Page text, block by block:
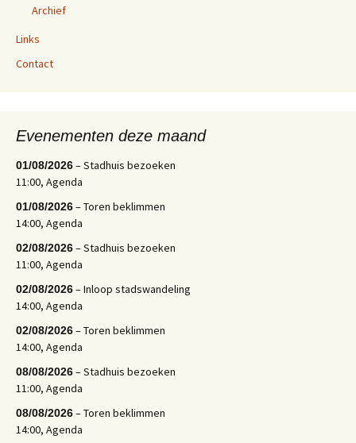
Archief
Links
Contact
Evenementen deze maand
01/08/2026– Stadhuis bezoeken
11:00, Agenda
01/08/2026– Toren beklimmen
14:00, Agenda
02/08/2026– Stadhuis bezoeken
11:00, Agenda
02/08/2026– Inloop stadswandeling
14:00, Agenda
02/08/2026– Toren beklimmen
14:00, Agenda
08/08/2026– Stadhuis bezoeken
11:00, Agenda
08/08/2026– Toren beklimmen
14:00, Agenda